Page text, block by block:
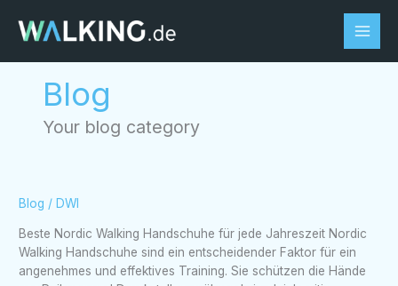
Inhalt
springen
Blog
Your blog category
Blog / DWI
Beste Nordic Walking Handschuhe für jede Jahreszeit Nordic
Walking Handschuhe sind ein entscheidender Faktor für ein
angenehmes und effektives Training. Sie schützen die Hände
Beste
Walking
Handschuhe
für